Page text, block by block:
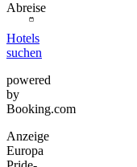
Abreise
Hotels
suchen
powered
by
Booking.com
Anzeige
Europa